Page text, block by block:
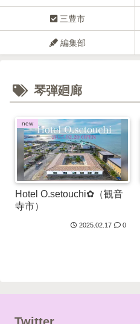
三豊市
編集部
琴弾廻廊
new
Hotel O.setouchi✿（観音
寺市）
2025.02.17 0
Twitter